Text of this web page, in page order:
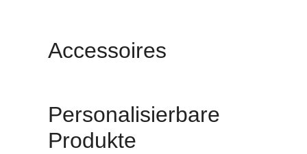
Accessoires
Personalisierbare
Produkte